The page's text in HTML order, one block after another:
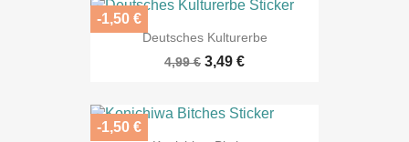
Deutsches Kulturerbe
4,99 € 3,49 €
-1,50 €
-1,50 €